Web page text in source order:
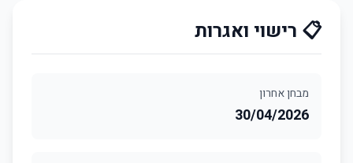
📋 רישוי ואגרות
מבחן אחרון
30/04/2026